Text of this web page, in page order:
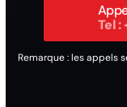
Tel
Remarque : les appels